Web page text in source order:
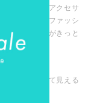
テムまで、アクセサ
お気に入りのファッシ
のアイテムがきっと
色味が異なって見える